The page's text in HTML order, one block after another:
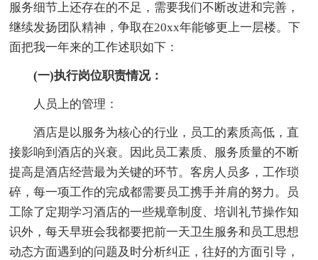
服务细节上还存在的不足，需要我们不断改进和完善，
继续发扬团队精神，争取在20xx年能够更上一层楼。下
面把我一年来的工作述职如下：
(一)执行岗位职责情况：
人员上的管理：
酒店是以服务为核心的行业，员工的素质高低，直
接影响到酒店的兴衰。因此员工素质、服务质量的不断
提高是酒店经营最为关键的环节。客房人员多，工作琐
碎，每一项工作的完成都需要员工携手并肩的努力。员
工除了定期学习酒店的一些规章制度、培训礼节操作知
识外，每天早班会我都要把前一天卫生服务和员工思想
动态方面遇到的问题及时分析纠正，往好的方面引导，